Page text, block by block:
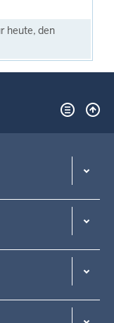
heute, den